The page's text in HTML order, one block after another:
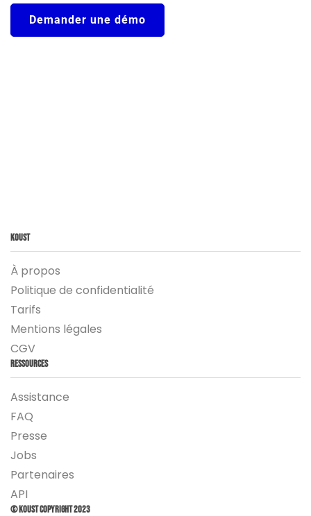
Demander une démo
Koust
À propos
Politique de confidentialité
Tarifs
Mentions légales
CGV
Ressources
Assistance
FAQ
Presse
Jobs
Partenaires
API
© Koust Copyright 2023